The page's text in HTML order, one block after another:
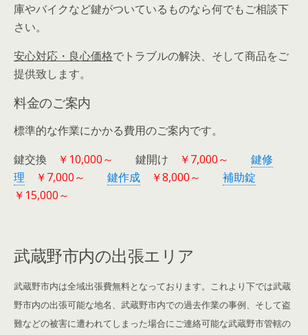
庫やバイクなど鍵がついているものなら何でもご相談下
さい。
安心対応・良心価格でトラブルの解決、そして商品をご
提供致します。
料金のご案内
標準的な作業にかかる費用のご案内です。
鍵交換
￥10,000～ 鍵開け ￥7,000～
鍵修
理
￥7,000～ 鍵作成 ￥8,000～
補助錠
￥15,000～
武蔵野市内の出張エリア
武蔵野市内は全域出張費無料となっております。これより下では武蔵
野市内の出張可能な地名、武蔵野市内での過去作業の事例、そして盗
難などの被害に遭われてしまった場合にご連絡可能な武蔵野市管轄の